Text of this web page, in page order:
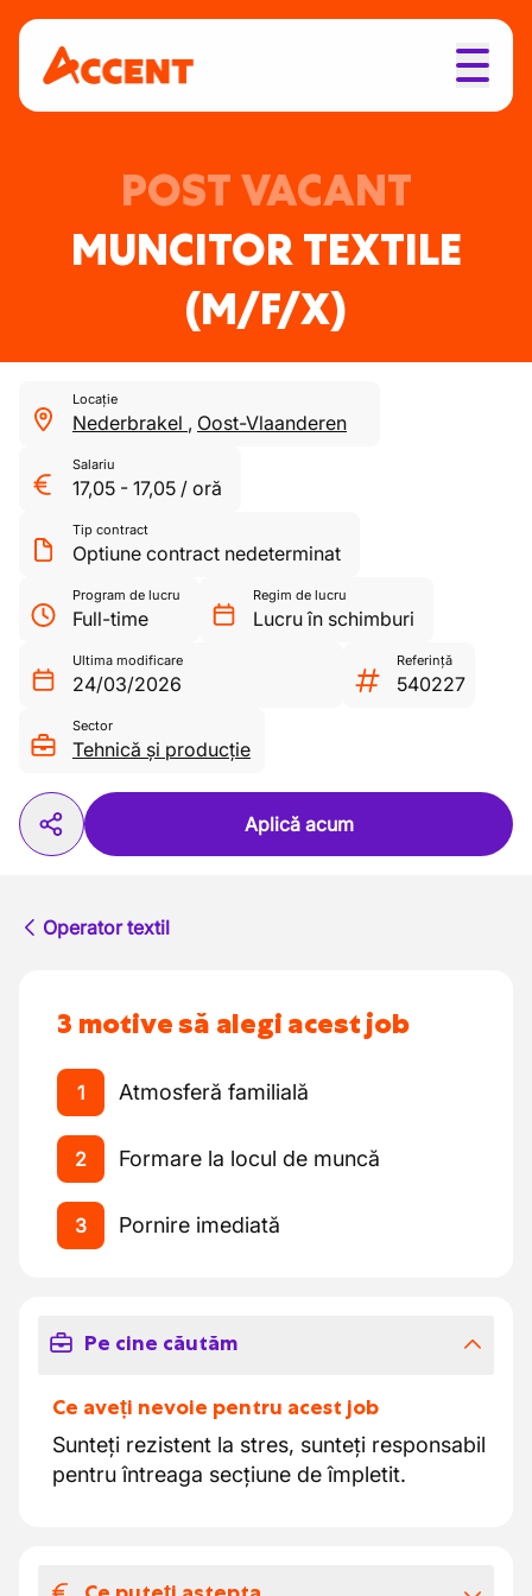
POST VACANT
MUNCITOR TEXTILE
(M/F/X)
Locație
Nederbrakel , Oost-Vlaanderen
Salariu
17,05 - 17,05 / oră
Tip contract
Optiune contract nedeterminat
Program de lucru
Full-time
Regim de lucru
Lucru în schimburi
Ultima modificare
24/03/2026
Referință
540227
Sector
Tehnică și producție
Aplică acum
Operator textil
3 motive să alegi acest job
1 Atmosferă familială
2 Formare la locul de muncă
3 Pornire imediată
Pe cine căutăm
Ce aveți nevoie pentru acest job
Sunteți rezistent la stres, sunteți responsabil
pentru întreaga secțiune de împletit.